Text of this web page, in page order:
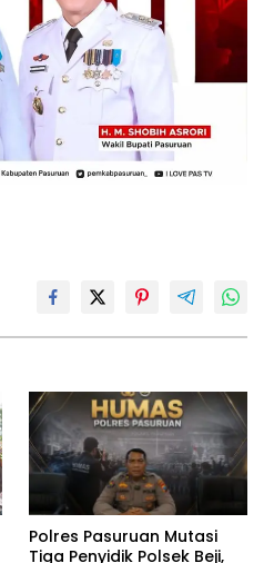
‎Polres Pasuruan Mutasi
Tiga Penyidik Polsek Beji,